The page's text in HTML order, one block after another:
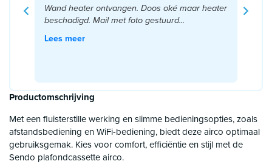
Wand heater ontvangen. Doos oké maar heater
beschadigd. Mail met foto gestuurd...
Lees meer
Productomschrijving
Met een fluisterstille werking en slimme bedieningsopties, zoals
afstandsbediening en WiFi-bediening, biedt deze airco optimaal
gebruiksgemak. Kies voor comfort, efficiëntie en stijl met de
Sendo plafondcassette airco.